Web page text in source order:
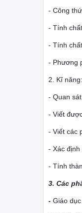
- Công
- Tính
- Tính
- Phương
2. Kĩ năng:
- Quan
- Viết
- Viết các
- Xác
- Tính
3. Các
- Giáo